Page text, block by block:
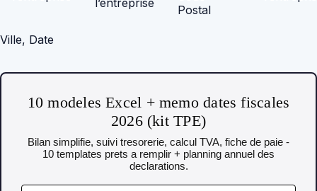
l’entreprise
Postal
Ville, Date
10 modeles Excel + memo dates fiscales
2026 (kit TPE)
Bilan simplifie, suivi tresorerie, calcul TVA, fiche de paie -
10 templates prets a remplir + planning annuel des
declarations.